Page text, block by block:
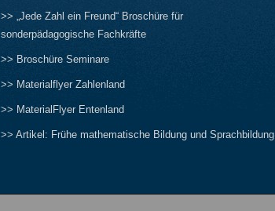
>> „Jede Zahl ein Freund“ Broschüre für
sonderpädagogische Fachkräfte
>> Broschüre Seminare
>> Materialflyer Zahlenland
>> MaterialFlyer Entenland
>> Artikel: Frühe mathematische Bildung und Sprachbildung